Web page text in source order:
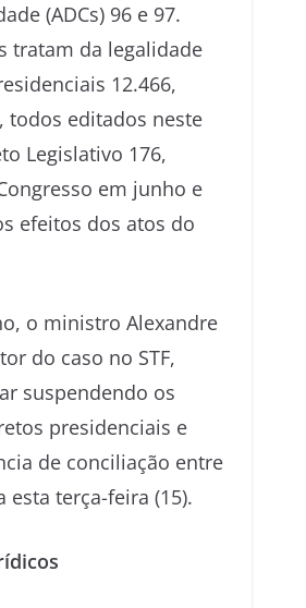
(ADCs) 96 e 97.
tratam da legalidade
12.466,
todos editados neste
Legislativo 176,
em junho e
efeitos dos atos do
o ministro Alexandre
do caso no STF,
suspendendo os
presidenciais e
de conciliação entre
esta terça-feira (15).